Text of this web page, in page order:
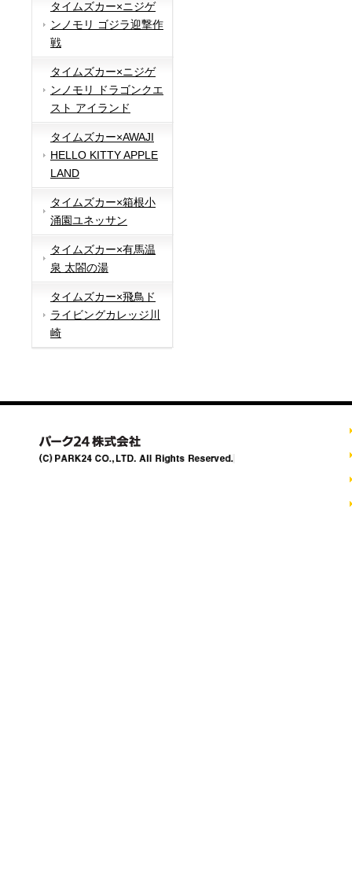
タイムズカー×ニジゲ
ンノモリ ゴジラ迎撃作
戦
タイムズカー×ニジゲ
ンノモリ ドラゴンクエ
スト アイランド
タイムズカー×AWAJI
HELLO KITTY APPLE
LAND
タイムズカー×箱根小
涌園ユネッサン
タイムズカー×有馬温
泉 太閤の湯
タイムズカー×飛鳥ド
ライビングカレッジ川
崎